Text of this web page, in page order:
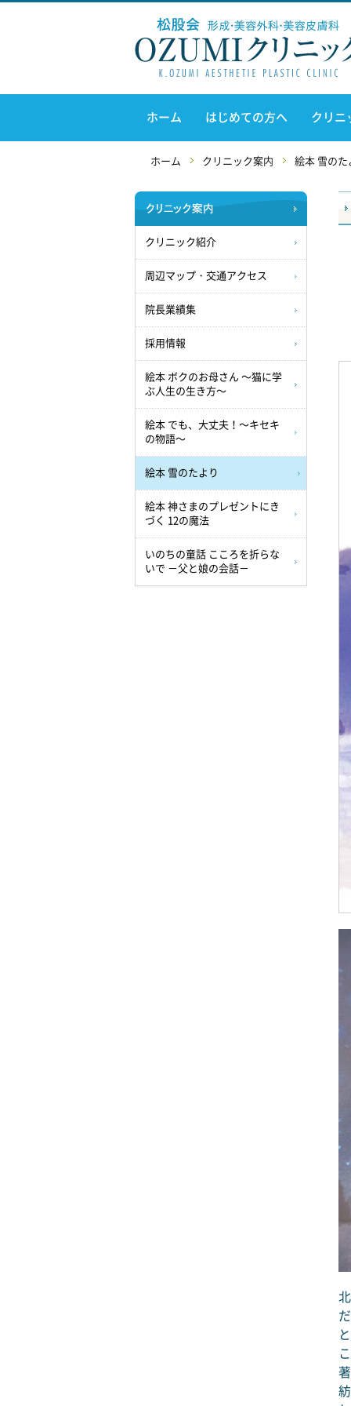
ホーム はじめての方へ クリニ
ホーム クリニック案内 絵本 雪のた
クリニック紹介
周辺マップ・交通アクセス
院長業績集
採用情報
絵本 ボクのお母さん ～猫に学
ぶ人生の生き方～
絵本 でも、大丈夫！～キセキ
の物語～
絵本 雪のたより
絵本 神さまのプレゼントにき
づく 12の魔法
いのちの童話 こころを折らな
いで －父と娘の会話－